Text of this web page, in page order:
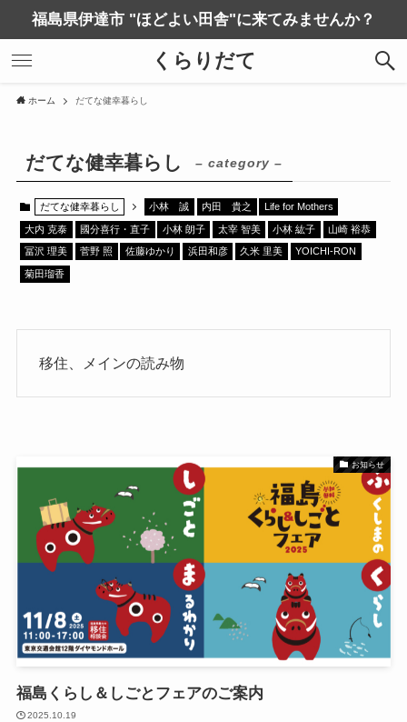
福島県伊達市 "ほどよい田舎"に来てみませんか？
くらりだて
ホーム だてな健幸暮らし
だてな健幸暮らし – category –
だてな健幸暮らし 小林 誠 内田 貴之 Life for Mothers
大内 克泰 國分喜行・直子 小林 朗子 太宰 智美 小林 紘子 山崎 裕恭
冨沢 理美 菅野 照 佐藤ゆかり 浜田和彦 久米 里美 YOICHI-RON
菊田瑠香
移住、メインの読み物
お知らせ
福島くらし＆しごとフェアのご案内
2025.10.19